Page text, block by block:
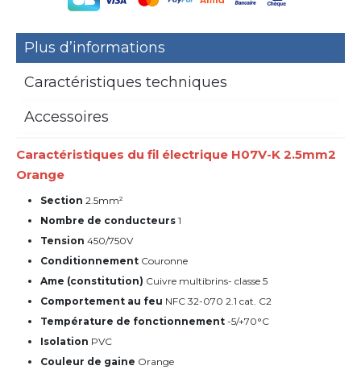
Plus d’informations
Caractéristiques techniques
Accessoires
Caractéristiques du fil électrique H07V-K 2.5mm2
Orange
Section 2.5mm²
Nombre de conducteurs 1
Tension 450/750V
Conditionnement Couronne
Ame (constitution) Cuivre multibrins- classe 5
Comportement au feu NFC 32-070 2.1 cat. C2
Température de fonctionnement -5/+70°C
Isolation PVC
Couleur de gaine Orange